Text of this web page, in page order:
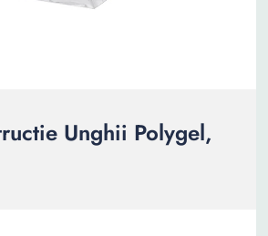
Unghii Polygel,